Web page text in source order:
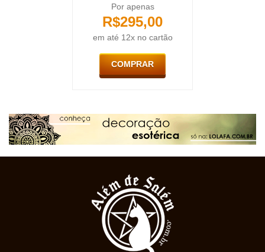
Por apenas
R$295,00
em até 12x no cartão
COMPRAR